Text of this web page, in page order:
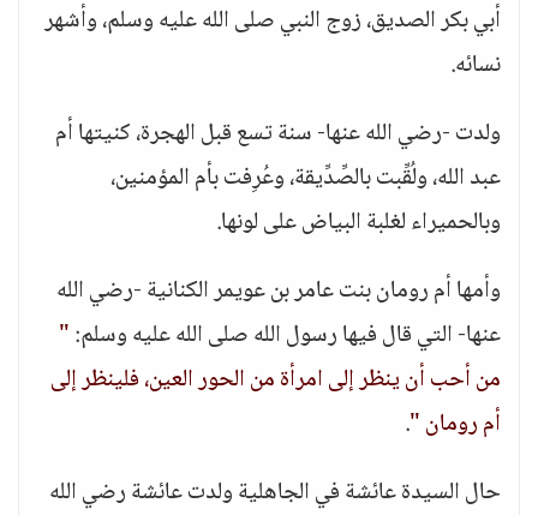
أبي بكر الصديق، زوج النبي صلى الله عليه وسلم، وأشهر
نسائه.
ولدت -رضي الله عنها- سنة تسع قبل الهجرة، كنيتها أم
عبد الله، ولُقِّبت بالصِّدِّيقة، وعُرِفت بأم المؤمنين،
وبالحميراء لغلبة البياض على لونها.
وأمها أم رومان بنت عامر بن عويمر الكنانية -رضي الله
عنها- التي قال فيها رسول الله صلى الله عليه وسلم:"
من أحب أن ينظر إلى امرأة من الحور العين، فلينظر إلى
أم رومان ".
حال السيدة عائشة في الجاهلية ولدت عائشة رضي الله